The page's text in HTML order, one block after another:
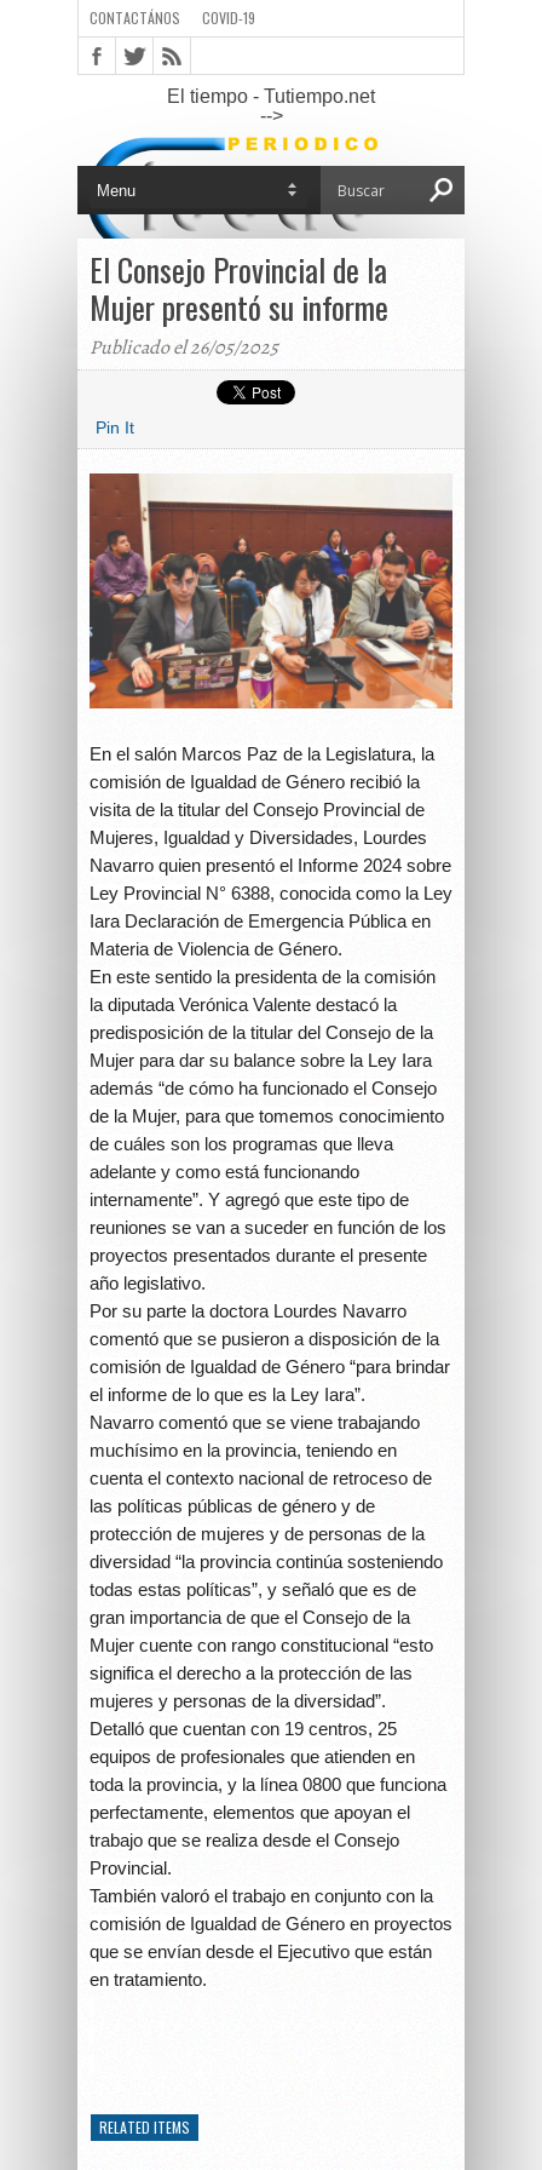
CONTACTÁNOS COVID-19
El tiempo - Tutiempo.net
-->
El Consejo Provincial de la
Mujer presentó su informe
Publicado el 26/05/2025
Pin It
En el salón Marcos Paz de la Legislatura, la
comisión de Igualdad de Género recibió la
visita de la titular del Consejo Provincial de
Mujeres, Igualdad y Diversidades, Lourdes
Navarro quien presentó el Informe 2024 sobre
Ley Provincial N° 6388, conocida como la Ley
Iara Declaración de Emergencia Pública en
Materia de Violencia de Género.
En este sentido la presidenta de la comisión
la diputada Verónica Valente destacó la
predisposición de la titular del Consejo de la
Mujer para dar su balance sobre la Ley Iara
además “de cómo ha funcionado el Consejo
de la Mujer, para que tomemos conocimiento
de cuáles son los programas que lleva
adelante y como está funcionando
internamente”. Y agregó que este tipo de
reuniones se van a suceder en función de los
proyectos presentados durante el presente
año legislativo.
Por su parte la doctora Lourdes Navarro
comentó que se pusieron a disposición de la
comisión de Igualdad de Género “para brindar
el informe de lo que es la Ley Iara”.
Navarro comentó que se viene trabajando
muchísimo en la provincia, teniendo en
cuenta el contexto nacional de retroceso de
las políticas públicas de género y de
protección de mujeres y de personas de la
diversidad “la provincia continúa sosteniendo
todas estas políticas”, y señaló que es de
gran importancia de que el Consejo de la
Mujer cuente con rango constitucional “esto
significa el derecho a la protección de las
mujeres y personas de la diversidad”.
Detalló que cuentan con 19 centros, 25
equipos de profesionales que atienden en
toda la provincia, y la línea 0800 que funciona
perfectamente, elementos que apoyan el
trabajo que se realiza desde el Consejo
Provincial.
También valoró el trabajo en conjunto con la
comisión de Igualdad de Género en proyectos
que se envían desde el Ejecutivo que están
en tratamiento.
RELATED ITEMS